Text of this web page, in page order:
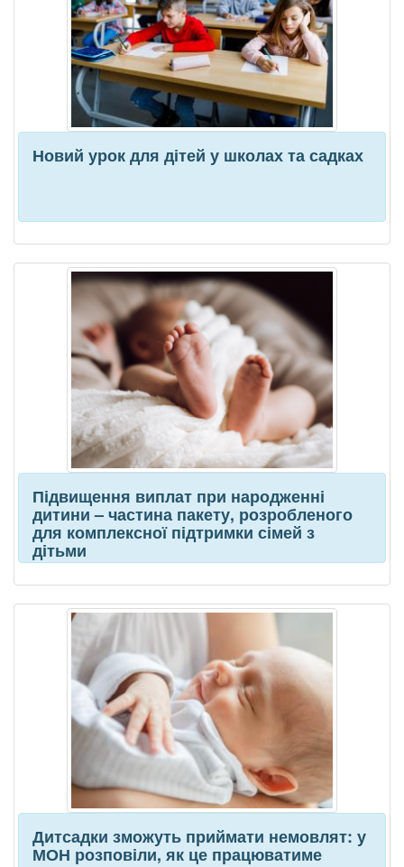
Новий урок для дітей у школах та садках
Підвищення виплат при народженні
дитини – частина пакету, розробленого
для комплексної підтримки сімей з
дітьми
Дитсадки зможуть приймати немовлят: у
МОН розповіли, як це працюватиме